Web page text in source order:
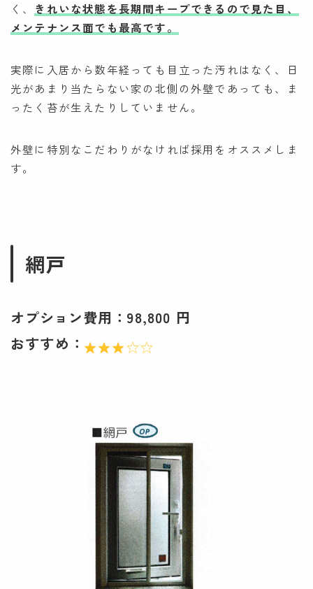
く、 きれいな状態を長期間キープできるので見た目、
メンテナンス面でも最高です。
実際に入居から数年経っても目立った汚れはなく、日
光があまり当たらない家の北側の外壁であっても、ま
ったく苔が生えたりしていません。
外壁に特別なこだわりがなければ採用をオススメしま
す。
網戸
オプション費用： 98,800 円
おすすめ：